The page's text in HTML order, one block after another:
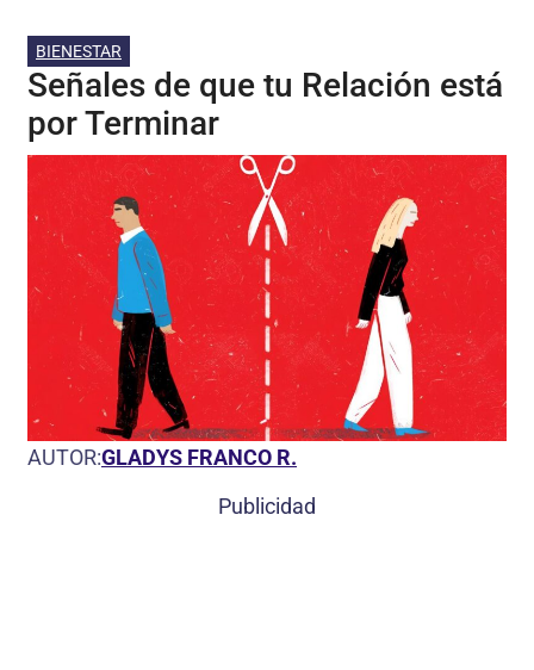
BIENESTAR
Señales de que tu Relación está
por Terminar
AUTOR:GLADYS FRANCO R.
Publicidad